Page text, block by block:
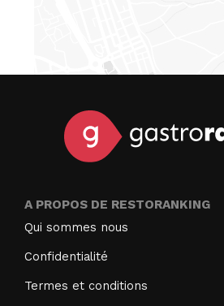
A PROPOS DE RESTORANKING
Qui sommes nous
Confidentialité
Termes et conditions